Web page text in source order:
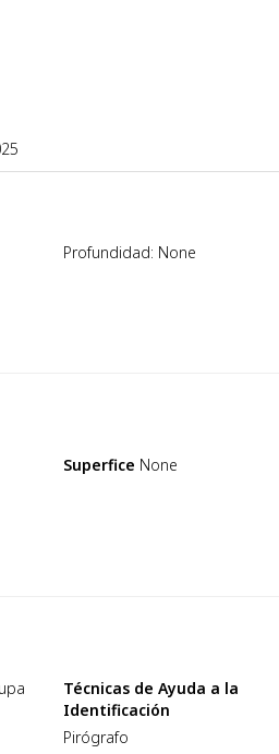
Profundidad: None
Superfice None
Técnicas de Ayuda a la
Identificación
Pirógrafo